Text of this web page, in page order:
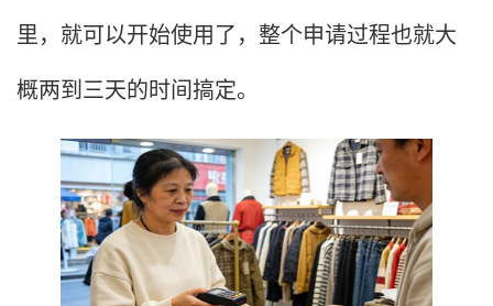
里，就可以开始使用了，整个申请过程也就大
概两到三天的时间搞定。